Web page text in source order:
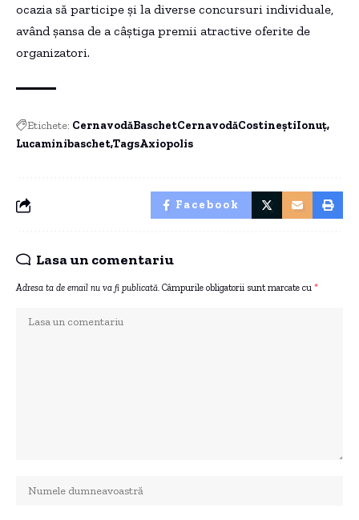
ocazia să participe și la diverse concursuri individuale,
având șansa de a câștiga premii atractive oferite de
organizatori.
Etichete: CernavodăBaschetCernavodăCostineștiIonuț
LucaminibaschetTagsAxiopolis
Facebook
Lasa un comentariu
Adresa ta de email nu va fi publicată. Câmpurile obligatorii sunt marcate cu *